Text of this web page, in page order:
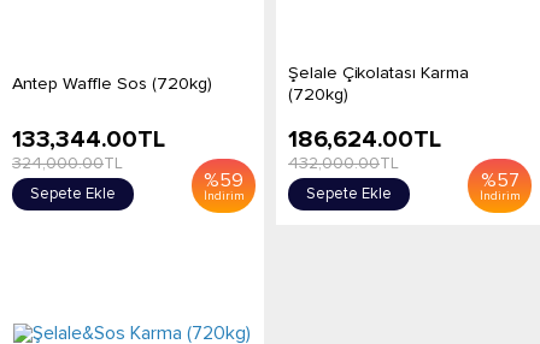
Antep Waffle Sos (720kg)
%59
İndirim
133,344.00TL
324,000.00TL
Sepete Ekle
Şelale Çikolatası Karma
(720kg)
%57
İndirim
186,624.00TL
432,000.00TL
Sepete Ekle